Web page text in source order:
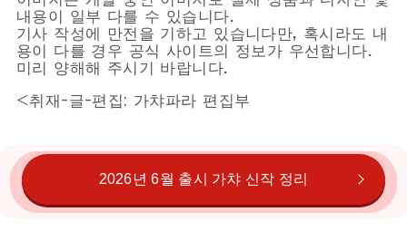
내용이 일부 다를 수 있습니다.
기사 작성에 만전을 기하고 있습니다만, 혹시라도 내
용이 다를 경우 공식 사이트의 정보가 우선합니다.
미리 양해해 주시기 바랍니다.
<취재-글-편집: 가챠파라 편집부
2026년 6월 출시 가챠 신작 정리